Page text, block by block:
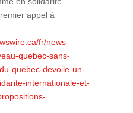
appel à
fr/news-
quebec-sans-
quebec-devoile-un-
internationale-et-